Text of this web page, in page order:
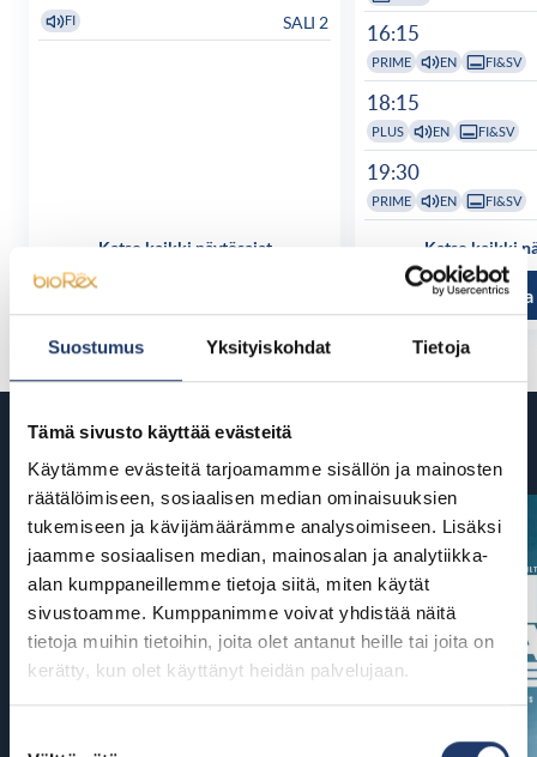
Suostumus Yksityiskohdat Tietoja
Tämä sivusto käyttää evästeitä
Käytämme evästeitä tarjoamamme sisällön ja mainosten
räätälöimiseen, sosiaalisen median ominaisuuksien
tukemiseen ja kävijämäärämme analysoimiseen. Lisäksi
jaamme sosiaalisen median, mainosalan ja analytiikka-
alan kumppaneillemme tietoja siitä, miten käytät
sivustoamme. Kumppanimme voivat yhdistää näitä
tietoja muihin tietoihin, joita olet antanut heille tai joita on
kerätty, kun olet käyttänyt heidän palvelujaan.
FI SALI 2
Katso kaikki näytösajat
16:15
PRIME EN FI&SV
18:15
PLUS EN FI&SV
19:30
PRIME EN FI&SV
Katso kaikki
Tutustu ja
Tulossa